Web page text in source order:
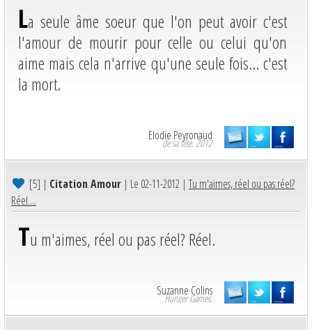
La seule âme soeur que l'on peut avoir c'est
l'amour de mourir pour celle ou celui qu'on
aime mais cela n'arrive qu'une seule fois... c'est
la mort.
Elodie Peyronaud
de sa tête. 2012
[5] | Citation Amour | Le 02-11-2012 |Tu m'aimes, réel ou pas réel?
Réel....
Tu m'aimes, réel ou pas réel? Réel.
Suzanne Colins
Hunger Games.